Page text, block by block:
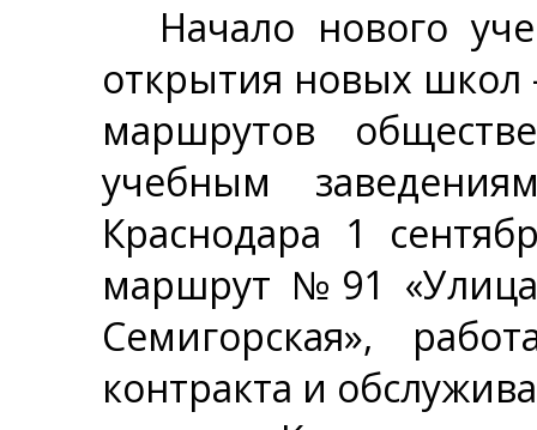
Начало нового
открытия новых
маршрутов
учебным
Краснодара 1
маршрут №91
Семигорская»,
контракта и